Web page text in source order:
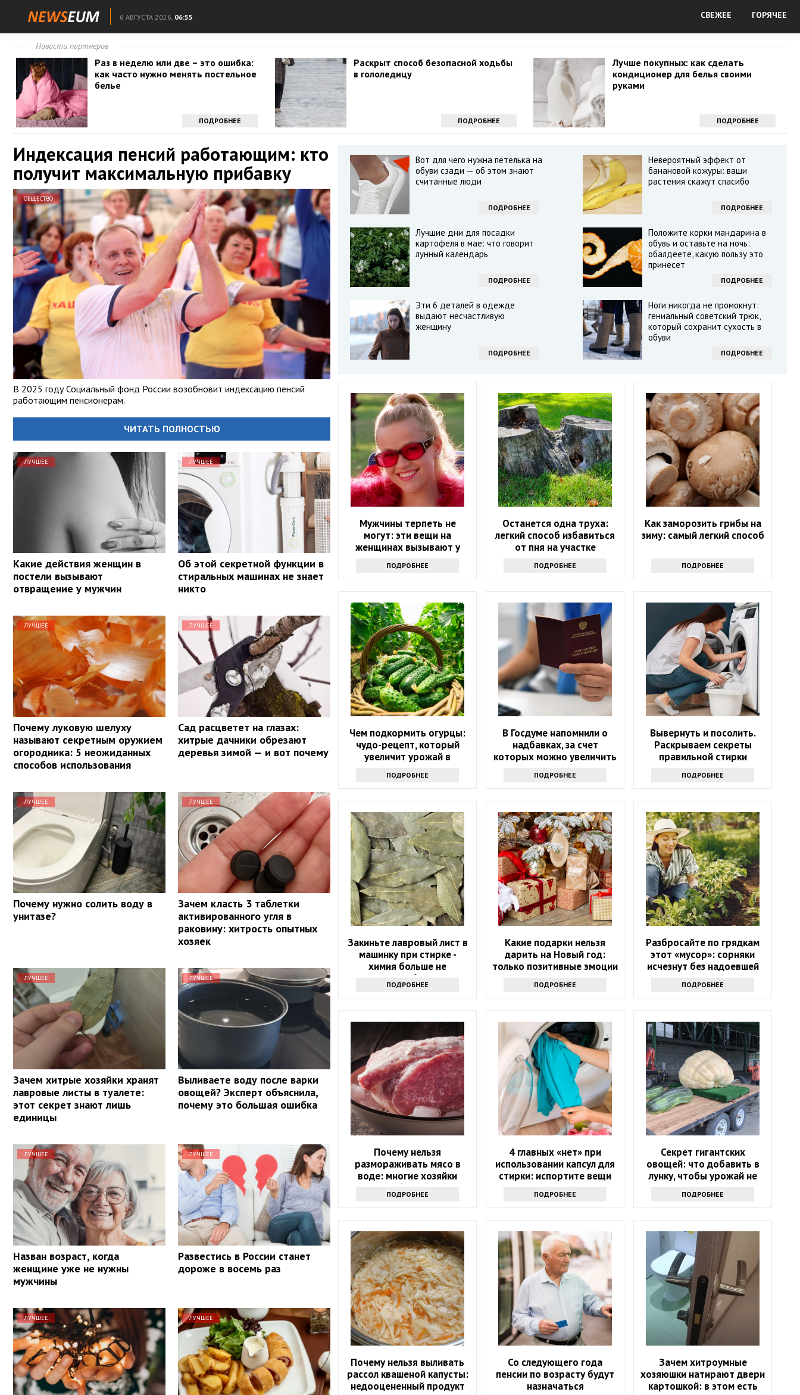
6 АВГУСТА 2026, 06:55 СВЕЖЕЕ ГОРЯЧЕЕ
Новости партнеров
Раз в неделю или две – это ошибка:
как часто нужно менять постельное
белье
ПОДРОБНЕЕ
Раскрыт способ безопасной ходьбы
в гололедицу
ПОДРОБНЕЕ
Лучше покупных: как сделать
кондиционер для белья своими
руками
ПОДРОБНЕЕ
Индексация пенсий работающим: кто
получит максимальную прибавку
ОБЩЕСТВО
В 2025 году Социальный фонд России возобновит индексацию пенсий
работающим пенсионерам.
ЧИТАТЬ ПОЛНОСТЬЮ
ЛУЧШЕЕ
Какие действия женщин в
постели вызывают
отвращение у мужчин
ЛУЧШЕЕ
Об этой секретной функции в
стиральных машинах не знает
никто
ЛУЧШЕЕ
Почему луковую шелуху
называют секретным оружием
огородника: 5 неожиданных
способов использования
ЛУЧШЕЕ
Сад расцветет на глазах:
хитрые дачники обрезают
деревья зимой — и вот почему
ЛУЧШЕЕ
Почему нужно солить воду в
унитазе?
ЛУЧШЕЕ
Зачем класть 3 таблетки
активированного угля в
раковину: хитрость опытных
хозяек
ЛУЧШЕЕ
Зачем хитрые хозяйки хранят
лавровые листы в туалете:
этот секрет знают лишь
единицы
ЛУЧШЕЕ
Выливаете воду после варки
овощей? Эксперт объяснила,
почему это большая ошибка
ЛУЧШЕЕ
Назван возраст, когда
женщине уже не нужны
мужчины
ЛУЧШЕЕ
Развестись в России станет
дороже в восемь раз
ЛУЧШЕЕ ЛУЧШЕЕ
Вот для чего нужна петелька на
обуви сзади — об этом знают
считанные люди
ПОДРОБНЕЕ
Невероятный эффект от
банановой кожуры: ваши
растения скажут спасибо
ПОДРОБНЕЕ
Лучшие дни для посадки
картофеля в мае: что говорит
лунный календарь
ПОДРОБНЕЕ
Положите корки мандарина в
обувь и оставьте на ночь:
обалдеете, какую пользу это
принесет
ПОДРОБНЕЕ
Эти 6 деталей в одежде
выдают несчастливую
женщину
ПОДРОБНЕЕ
Ноги никогда не промокнут:
гениальный советский трюк,
который сохранит сухость в
обуви
ПОДРОБНЕЕ
Мужчины терпеть не
могут: эти вещи на
женщинах вызывают у
ПОДРОБНЕЕ
Останется одна труха:
легкий способ избавиться
от пня на участке
ПОДРОБНЕЕ
Как заморозить грибы на
зиму: самый легкий способ
ПОДРОБНЕЕ
Чем подкормить огурцы:
чудо-рецепт, который
увеличит урожай в
ПОДРОБНЕЕ
В Госдуме напомнили о
надбавках, за счет
которых можно увеличить
ПОДРОБНЕЕ
Вывернуть и посолить.
Раскрываем секреты
правильной стирки
ПОДРОБНЕЕ
Закиньте лавровый лист в
машинку при стирке -
химия больше не
понадобится
ПОДРОБНЕЕ
Какие подарки нельзя
дарить на Новый год:
только позитивные эмоции
ПОДРОБНЕЕ
Разбросайте по грядкам
этот «мусор»: сорняки
исчезнут без надоевшей
ПОДРОБНЕЕ
Почему нельзя
размораживать мясо в
воде: многие хозяйки
впервые об этом слышат
ПОДРОБНЕЕ
4 главных «нет» при
использовании капсул для
стирки: испортите вещи
ПОДРОБНЕЕ
Секрет гигантских
овощей: что добавить в
лунку, чтобы урожай не
ПОДРОБНЕЕ
Почему нельзя выливать
рассол квашеной капусты:
недооцененный продукт
Со следующего года
пенсии по возрасту будут
назначаться
Зачем хитроумные
хозяюшки натирают двери
картошкой: в этом есть